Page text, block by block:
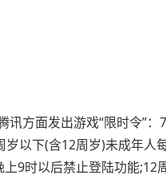
讯方面发出游戏“限时令”：
岁以下(含12周岁)未成年人
上9时以后禁止登陆功能;12